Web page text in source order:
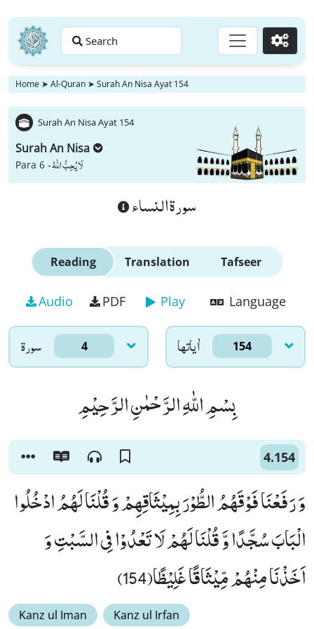
Search Go
Home ➤ Al-Quran ➤ Surah An Nisa Ayat 154
Surah An Nisa Ayat 154
Surah An Nisa
Para 6 -لَا یُحِبُّ اللّٰهُ
سورة النساء
Reading Translation Tafseer
Audio PDF Play Language
سورۃ 4 اٰياتها 154
بِسْمِ اللّٰهِ الرَّحْمٰنِ الرَّحِیْمِ
4.154
وَ رَفَعْنَا فَوْقَهُمُ الطُّوْرَ بِمِیْثَاقِهِمْ وَ قُلْنَا لَهُمُ ادْخُلُوا
الْبَابَ سُجَّدًا وَّ قُلْنَا لَهُمْ لَا تَعْدُوْا فِی السَّبْتِ وَ
اَخَذْنَا مِنْهُمْ مِّیْثَاقًا غَلِیْظًا(154)
Kanz ul Iman Kanz ul Irfan